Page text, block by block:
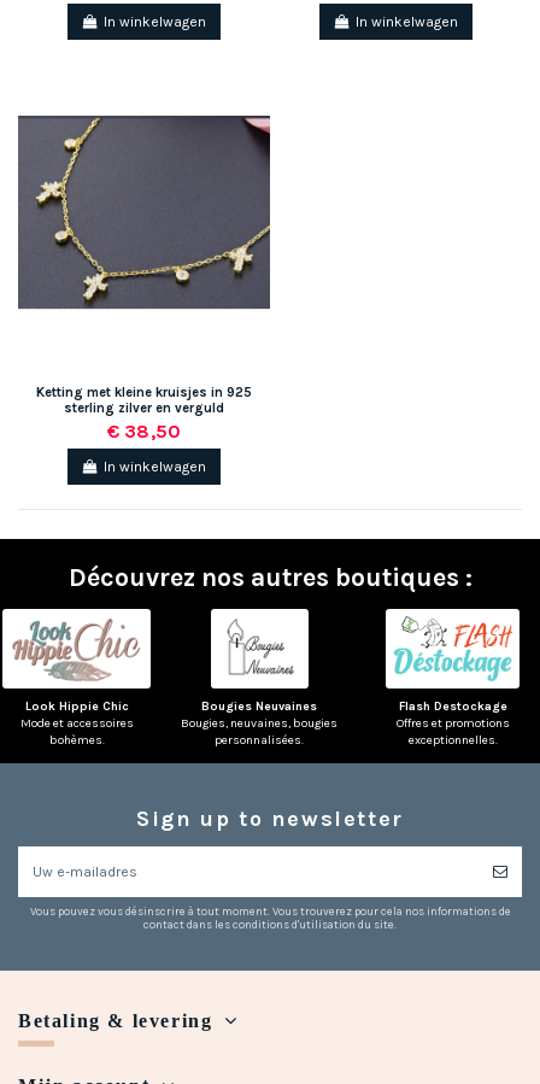
In winkelwagen In winkelwagen
Ketting met kleine kruisjes in 925
sterling zilver en verguld
€ 38,50
In winkelwagen
Découvrez nos autres boutiques :
Look Hippie Chic
Mode et accessoires
bohèmes.
Bougies Neuvaines
Bougies, neuvaines, bougies
personnalisées.
Flash Destockage
Offres et promotions
exceptionnelles.
Sign up to newsletter
Vous pouvez vous désinscrire à tout moment. Vous trouverez pour cela nos informations de
contact dans les conditions d'utilisation du site.
Betaling & levering